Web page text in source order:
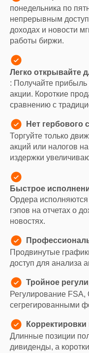
понедельника по
непрерывным
доходах и новости
работы биржи.
Легко открывайте
: Получайте прибыль
акции. Короткие
сравнению с
Нет гербового
Торгуйте только
акций или налогов
издержки
Быстрое
Ордера
гэпов на отчетах о
новостях.
Продвинутые
доступ для анализа
Тройное
Регулирование FSA,
сегрегированными
Длинные позиции
дивиденды, а